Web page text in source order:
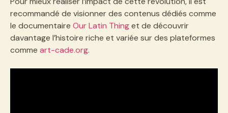
recommandé de visionner des contenus dédiés comme
le documentaire Our Latin Thinget de découvrir
davantage l’histoire riche et variée sur des plateformes
comme art-cade.org.